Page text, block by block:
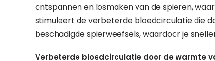
ontspannen en losmaken van de spieren,
stimuleert de verbeterde bloedcirculatie die
beschadigde spierweefsels, waardoor je
Verbeterde bloedcirculatie door de warmte